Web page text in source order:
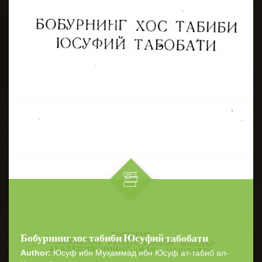
Бобурнинг хос табиби Юсуфий табобати
Author:Юсуф ибн Муҳаммад ибн Юсуф ат-табиб ал-